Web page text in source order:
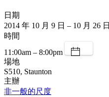
日期
2014 年 10 月 9 日 – 10 月 26 日
時間
11:00am – 8:00pm
場地
S510, Staunton
主辦
非一般的尺度